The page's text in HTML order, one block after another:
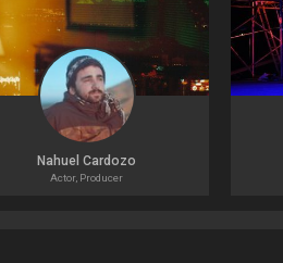
Nahuel Cardozo
Actor, Producer